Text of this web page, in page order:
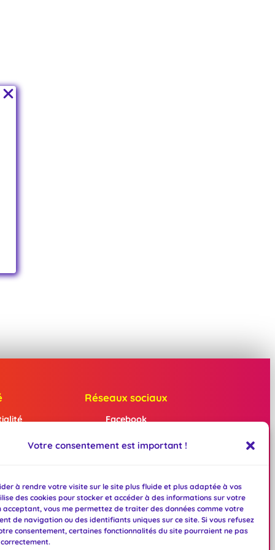
Votre consentement est important !
à rendre votre visite sur le site plus fluide et plus adaptée à vos
des cookies pour stocker et accéder à des informations sur votre
acceptant, vous me permettez de traiter des données comme votre
de navigation ou des identifiants uniques sur ce site. Si vous refusez
consentement, certaines fonctionnalités du site pourraient ne pas
Réseaux sociaux
Facebook
Mastodon
BeReal
Linktree